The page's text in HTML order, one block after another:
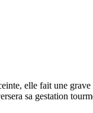
elle fait une
sa gestation